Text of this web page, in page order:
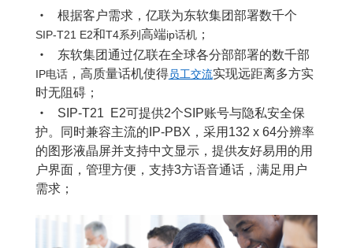
• 根据客户需求，亿联为东软集团部署数千个
SIP-T21 E2和T4系列高端ip话机；
• 东软集团通过亿联在全球各分部部署的数千部
IP电话，高质量话机使得员工交流实现远距离多方实
时无阻碍；
•
SIP-T21 E2可提供2个SIP账号与隐私安全保
护。同时兼容主流的IP-PBX，采用132 x 64分辨率
的图形液晶屏并支持中文显示，提供友好易用的用
户界面，管理方便，支持3方语音通话，满足用户
需求；